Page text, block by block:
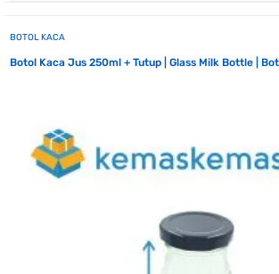
BOTOL KACA
Botol Kaca Jus 250ml + Tutup | Glass Milk Bottle |